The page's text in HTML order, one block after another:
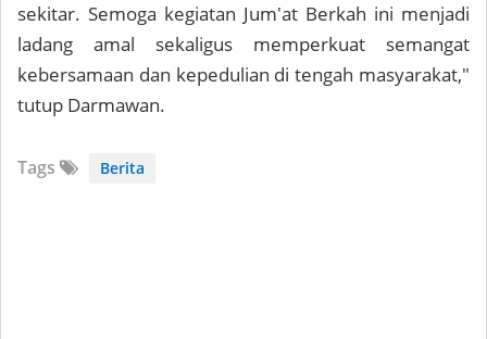
sekitar. Semoga kegiatan Jum'at Berkah ini menjadi
ladang amal sekaligus memperkuat semangat
kebersamaan dan kepedulian di tengah masyarakat,"
tutup Darmawan.
Tags Berita